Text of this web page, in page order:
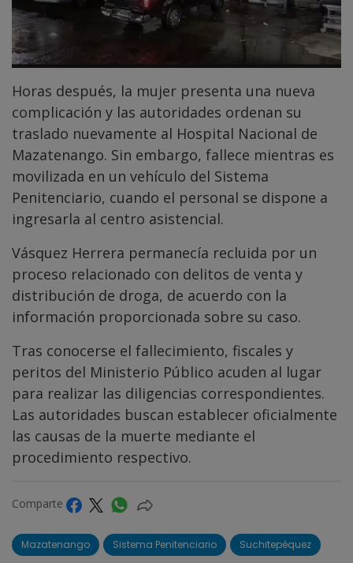
Horas después, la mujer presenta una nueva
complicación y las autoridades ordenan su
traslado nuevamente al Hospital Nacional de
Mazatenango. Sin embargo, fallece mientras es
movilizada en un vehículo del Sistema
Penitenciario, cuando el personal se dispone a
ingresarla al centro asistencial.
Vásquez Herrera permanecía recluida por un
proceso relacionado con delitos de venta y
distribución de droga, de acuerdo con la
información proporcionada sobre su caso.
Tras conocerse el fallecimiento, fiscales y
peritos del Ministerio Público acuden al lugar
para realizar las diligencias correspondientes.
Las autoridades buscan establecer oficialmente
las causas de la muerte mediante el
procedimiento respectivo.
Comparte
Mazatenango Sistema Penitenciario Suchitepéquez